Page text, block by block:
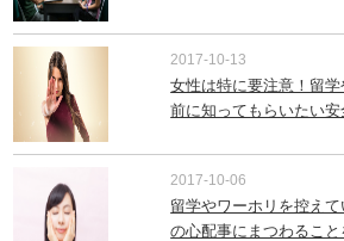
2017-10-13
女性は特に要注意！留
前に知ってもらいたい
2017-10-06
留学やワーホリを控え
の心配事にまつわるこ